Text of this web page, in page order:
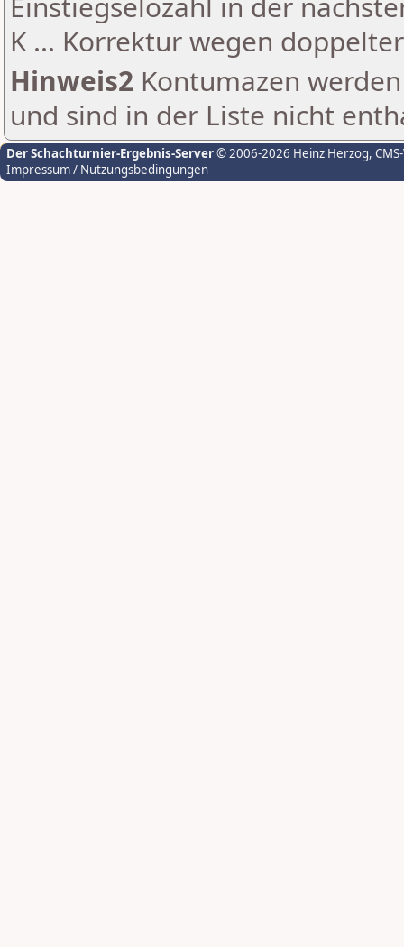
K ... Korrektur wegen
Hinweis2 Kontumazen
und sind in der Liste nicht
Der Schachturnier-Ergebnis-Server© 2006-2026 Heinz Herzog,
Impressum / Nutzungsbedingungen